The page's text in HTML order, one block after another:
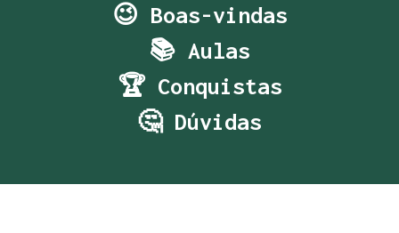
😉 Boas-vindas
📚 Aulas
🏆 Conquistas
🤔 Dúvidas